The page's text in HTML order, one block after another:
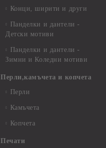
Конци, ширити и други
Панделки и дантели -
Детски мотиви
Панделки и дантели -
Зимни и Коледни мотиви
Перли,камъчета и копчета
Перли
Камъчета
Копчета
Печати